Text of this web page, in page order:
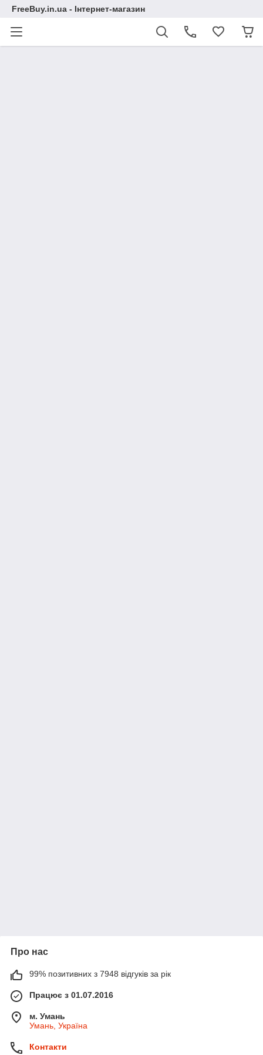
FreeBuy.in.ua - Інтернет-магазин
Про нас
99% позитивних з 7948 відгуків за рік
Працює з 01.07.2016
м. Умань
Умань, Україна
Контакти